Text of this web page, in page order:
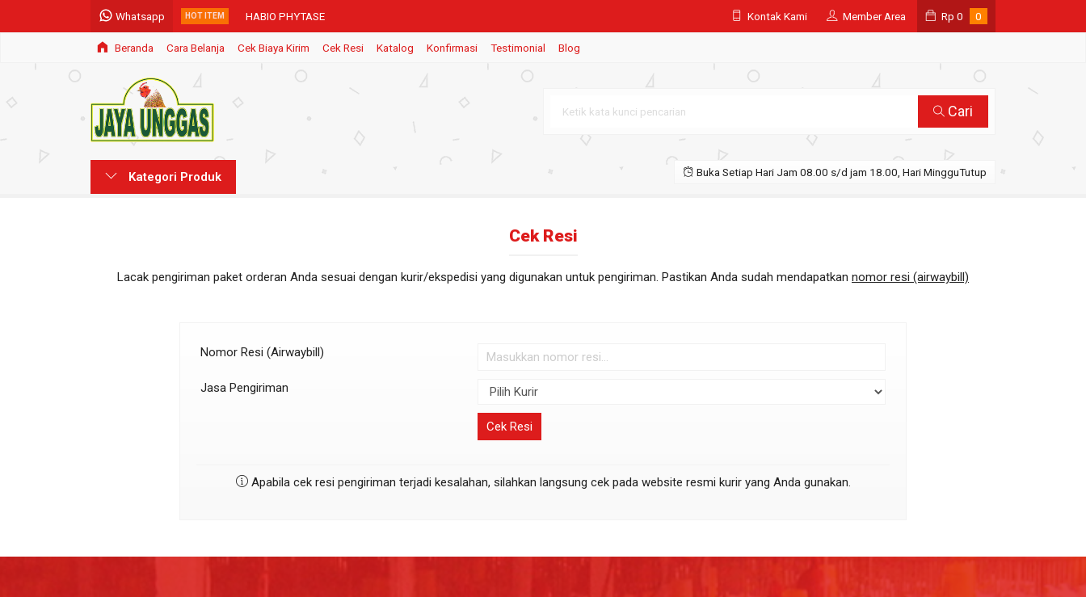
Whatsapp HOT ITEM HABIO PHYTASE
COPPER SULPHATE
CANTHAXANTIN
Kontak Kami Member Area Rp 0 0
Beranda Cara Belanja Cek Biaya Kirim Cek Resi Katalog Konfirmasi Testimonial Blog
Cari
Kategori Produk Buka Setiap Hari Jam 08.00 s/d jam 18.00, Hari MingguTutup
Cek Resi
Lacak pengiriman paket orderan Anda sesuai dengan kurir/ekspedisi yang digunakan untuk pengiriman. Pastikan Anda sudah mendapatkan nomor resi (airwaybill)
Nomor Resi (Airwaybill)
Jasa Pengiriman
Cek Resi
Apabila cek resi pengiriman terjadi kesalahan, silahkan langsung cek pada website resmi kurir yang Anda gunakan.